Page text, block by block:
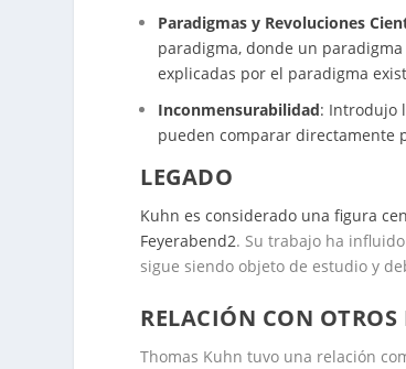
Paradigmas y Revoluciones
paradigma, donde un
explicadas por el paradigma
Inconmensurabilidad: Introdujo
pueden comparar directamente
LEGADO
Kuhn es considerado una figura
Feyerabend2. Su trabajo ha
sigue siendo objeto de estudio y
RELACIÓN CON OTROS
Thomas Kuhn tuvo una relación